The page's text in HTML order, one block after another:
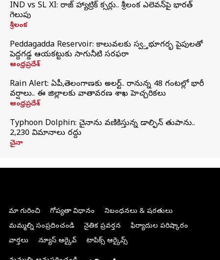
IND vs SL XI: సిరాజ్‌ హ్యాట్రిక్‌ సిక్సర్లు.. శ్రీలంక ఎలెవన్‌పై భారత్‌
గెలుపు
శ్రీలంక
Peddagadda Reservoir: కాలువలకు స్వస్తి.. భూగర్భ పైపులతో
పెద్దగడ్డ ఆయకట్టుకు సాగునీటి సరఫరా
ఆంధ్రప్రదేశ్
Rain Alert: ఏపీ,తెలంగాణకు అలర్ట్.. రానున్న 48 గంటల్లో భారీ
వర్షాలు.. ఈ జిల్లాలకు వాతావరణ శాఖ హెచ్చరికలు
ఆంధ్రప్రదేశ్
Typhoon Dolphin: చైనాను వణికిస్తున్న డాల్ఫిన్‌ తుపాను..
2,230 విమానాలు రద్దు
చైనా
మా గురించి గోప్యతా విధానం
నిబంధనలు & షరతులు
మమ్మల్ని సంప్రదించండి
నైతిక ప్రవర్తన
ఫిర్యాదుల పరిష్కారం
వార్తలు
న్యూస్ ఆర్కైవ్ టాపిక్స్ ఆర్కైవ్స్